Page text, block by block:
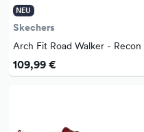
NEU
Skechers
Arch Fit Road Walker - Recon
109,99 €